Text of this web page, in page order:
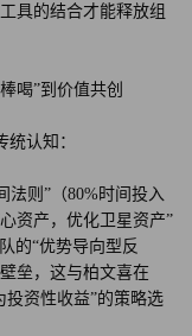
具的结合才能释放组
喝”到价值共创
认知：
法则”（80%时间投入
资产，优化卫星资产”
的“优势导向型反
垒，这与柏文喜在
投资性收益”的策略选